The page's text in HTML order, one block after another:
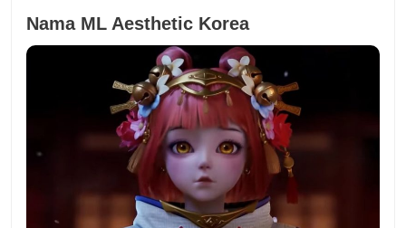
Nama ML Aesthetic Korea